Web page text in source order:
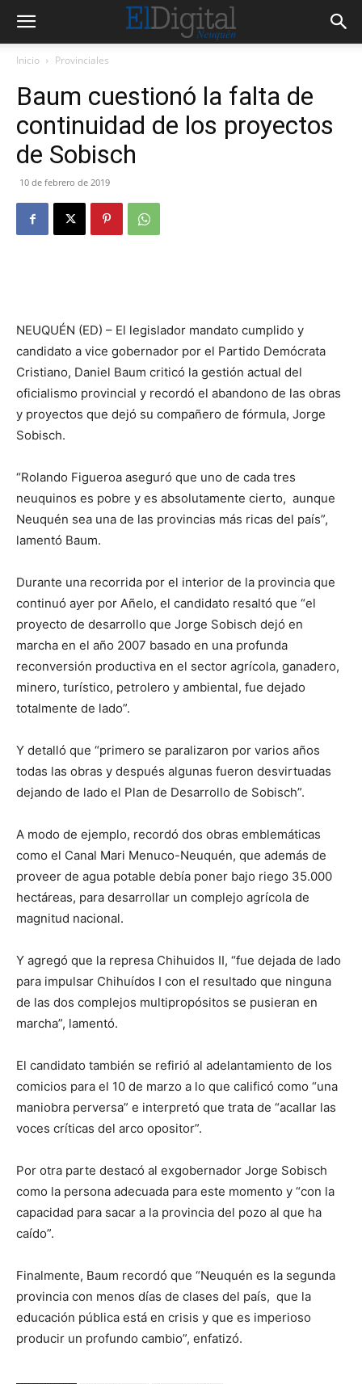
Inicio Provinciales
Baum cuestionó la falta de
continuidad de los proyectos
de Sobisch
10 de febrero de 2019
NEUQUÉN (ED) – El legislador mandato cumplido y
candidato a vice gobernador por el Partido Demócrata
Cristiano, Daniel Baum criticó la gestión actual del
oficialismo provincial y recordó el abandono de las obras
y proyectos que dejó su compañero de fórmula, Jorge
Sobisch.
“Rolando Figueroa aseguró que uno de cada tres
neuquinos es pobre y es absolutamente cierto, aunque
Neuquén sea una de las provincias más ricas del país”,
lamentó Baum.
Durante una recorrida por el interior de la provincia que
continuó ayer por Añelo, el candidato resaltó que “el
proyecto de desarrollo que Jorge Sobisch dejó en
marcha en el año 2007 basado en una profunda
reconversión productiva en el sector agrícola, ganadero,
minero, turístico, petrolero y ambiental, fue dejado
totalmente de lado”.
Y detalló que “primero se paralizaron por varios años
todas las obras y después algunas fueron desvirtuadas
dejando de lado el Plan de Desarrollo de Sobisch”.
A modo de ejemplo, recordó dos obras emblemáticas
como el Canal Mari Menuco-Neuquén, que además de
proveer de agua potable debía poner bajo riego 35.000
hectáreas, para desarrollar un complejo agrícola de
magnitud nacional.
Y agregó que la represa Chihuidos II, “fue dejada de lado
para impulsar Chihuídos I con el resultado que ninguna
de las dos complejos multipropósitos se pusieran en
marcha”, lamentó.
El candidato también se refirió al adelantamiento de los
comicios para el 10 de marzo a lo que calificó como “una
maniobra perversa” e interpretó que trata de “acallar las
voces críticas del arco opositor”.
Por otra parte destacó al exgobernador Jorge Sobisch
como la persona adecuada para este momento y “con la
capacidad para sacar a la provincia del pozo al que ha
caído”.
Finalmente, Baum recordó que “Neuquén es la segunda
provincia con menos días de clases del país, que la
educación pública está en crisis y que es imperioso
producir un profundo cambio”, enfatizó.